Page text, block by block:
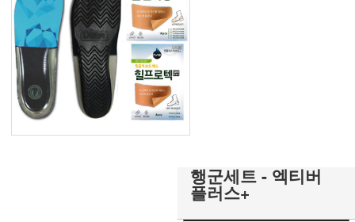
행군세트 - 엑티버
플러스+